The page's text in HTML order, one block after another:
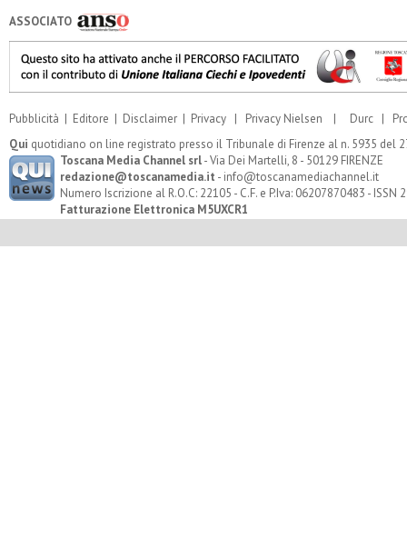
ASSOCIATO
Pubblicità | Editore | Disclaimer | Privacy | Privacy Nielsen | Durc |
Qui quotidiano on line registrato presso il Tribunale di Firenze al n. 5935 del
Toscana Media Channel srl- Via Dei Martelli, 8 - 50129 FIRENZE
redazione@toscanamedia.it - info@toscanamediachannel.it
Numero Iscrizione al R.O.C: 22105 - C.F. e P.Iva: 06207870483 - ISSN
Fatturazione Elettronica M5UXCR1